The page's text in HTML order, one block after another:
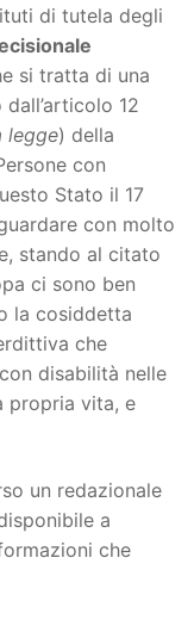
di tutela degli
si tratta di una
12
legge) della
con
Stato il 17
con molto
stando al citato
ci sono ben
la cosiddetta
che
disabilità nelle
propria vita, e
un redazionale
a
che